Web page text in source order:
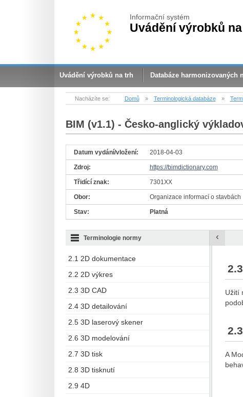
Informační systém
Uvádění výrobků
Uvádění výrobků na trh Databáze harmonizovaných
Nacházíte se: Domů » Terminologická databáze »
BIM (v1.1) - Česko-anglický
Datum vydání/vložení: 2018-04-03
Zdroj: https://bimdictionary.com
Třidící znak: 7301XX
Obor: Organizace informací o stavbách
Stav: Platná
2.1 2D dokumentace
2.2 2D výkres
2.3 3D CAD
2.4 3D detailování
2.5 3D laserový skener
2.6 3D modelování
2.7 3D tisk
2.8 3D tisknutí
2.9 4D
Terminologie normy ‹
Užití
A